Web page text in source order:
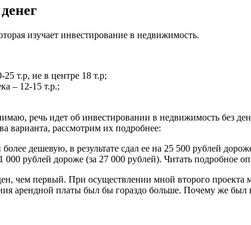
изучает инвестирование в недвижимость.
25 т.р, не в центре 18 т.р;
– 12-15 т.р.;
речь идет об инвестировании в недвижимость без
варианта, рассмотрим их подробнее:
дешевую, в результате сдал ее на 25 500 рублей
рублей дороже (за 27 000 рублей). Читать подробное
чем первый. При осуществлении мной второго
арендной платы был бы гораздо больше. Почему же